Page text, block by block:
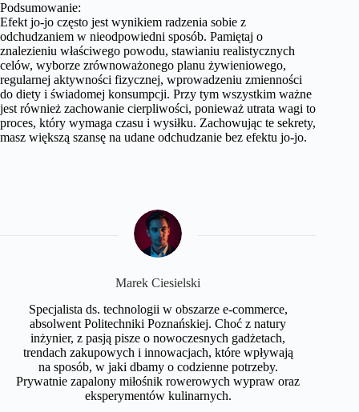
Podsumowanie:
Efekt jo-jo często jest wynikiem radzenia sobie z
odchudzaniem w nieodpowiedni sposób. Pamiętaj o
znalezieniu właściwego powodu, stawianiu realistycznych
celów, wyborze zrównoważonego planu żywieniowego,
regularnej aktywności fizycznej, wprowadzeniu zmienności
do diety i świadomej konsumpcji. Przy tym wszystkim ważne
jest również zachowanie cierpliwości, ponieważ utrata wagi to
proces, który wymaga czasu i wysiłku. Zachowując te sekrety,
masz większą szansę na udane odchudzanie bez efektu jo-jo.
Marek Ciesielski
Specjalista ds. technologii w obszarze e-commerce,
absolwent Politechniki Poznańskiej. Choć z natury
inżynier, z pasją pisze o nowoczesnych gadżetach,
trendach zakupowych i innowacjach, które wpływają
na sposób, w jaki dbamy o codzienne potrzeby.
Prywatnie zapalony miłośnik rowerowych wypraw oraz
eksperymentów kulinarnych.